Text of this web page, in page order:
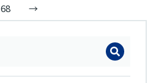
68
→